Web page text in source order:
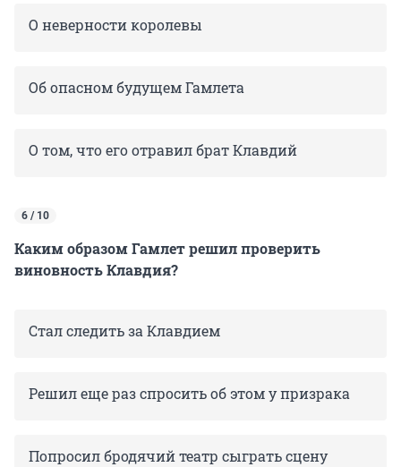
О неверности королевы
Об опасном будущем Гамлета
О том, что его отравил брат Клавдий
6 / 10
Каким образом Гамлет решил проверить
виновность Клавдия?
Стал следить за Клавдием
Решил еще раз спросить об этом у призрака
Попросил бродячий театр сыграть сцену